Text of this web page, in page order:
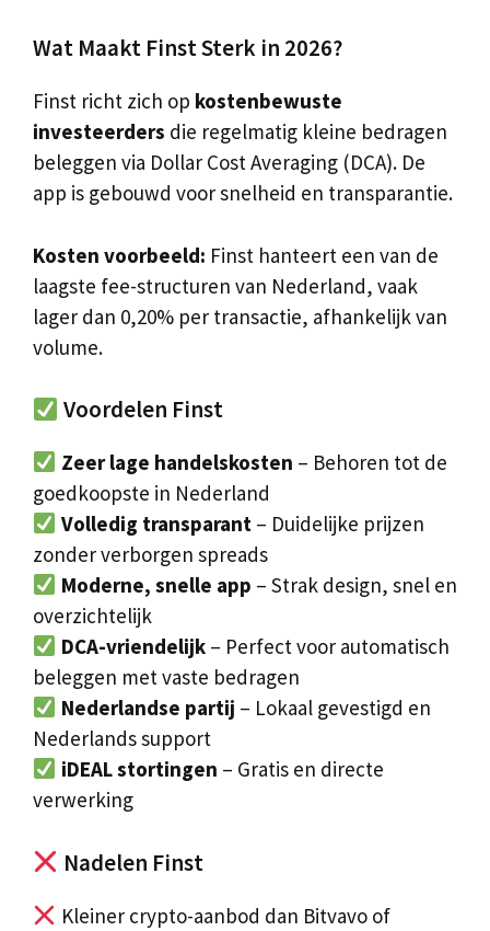
Wat Maakt Finst Sterk in 2026?
Finst richt zich op kostenbewuste
investeerders die regelmatig kleine bedragen
beleggen via Dollar Cost Averaging (DCA). De
app is gebouwd voor snelheid en transparantie.
Kosten voorbeeld: Finst hanteert een van de
laagste fee-structuren van Nederland, vaak
lager dan 0,20% per transactie, afhankelijk van
volume.
Voordelen Finst
Zeer lage handelskosten – Behoren tot de
goedkoopste in Nederland
Volledig transparant– Duidelijke prijzen
zonder verborgen spreads
Moderne, snelle app – Strak design, snel en
overzichtelijk
DCA-vriendelijk– Perfect voor automatisch
beleggen met vaste bedragen
Nederlandse partij – Lokaal gevestigd en
Nederlands support
iDEAL stortingen – Gratis en directe
verwerking
Nadelen Finst
Kleiner crypto-aanbod dan Bitvavo of